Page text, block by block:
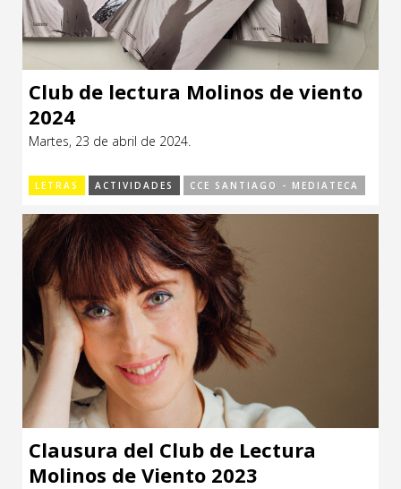
Club de lectura Molinos de viento
2024
Martes, 23 de abril de 2024.
LETRAS ACTIVIDADES CCE SANTIAGO - MEDIATECA
Clausura del Club de Lectura
Molinos de Viento 2023